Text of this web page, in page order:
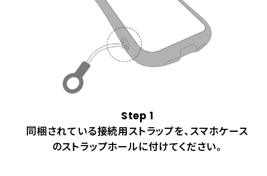
Step 1
同梱されている接続用ストラップを、スマホケース
のストラップホールに付けてください。